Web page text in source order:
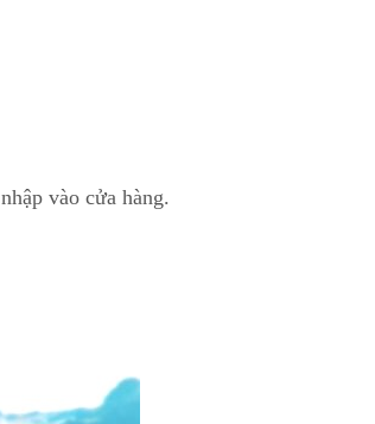
vào cửa hàng.